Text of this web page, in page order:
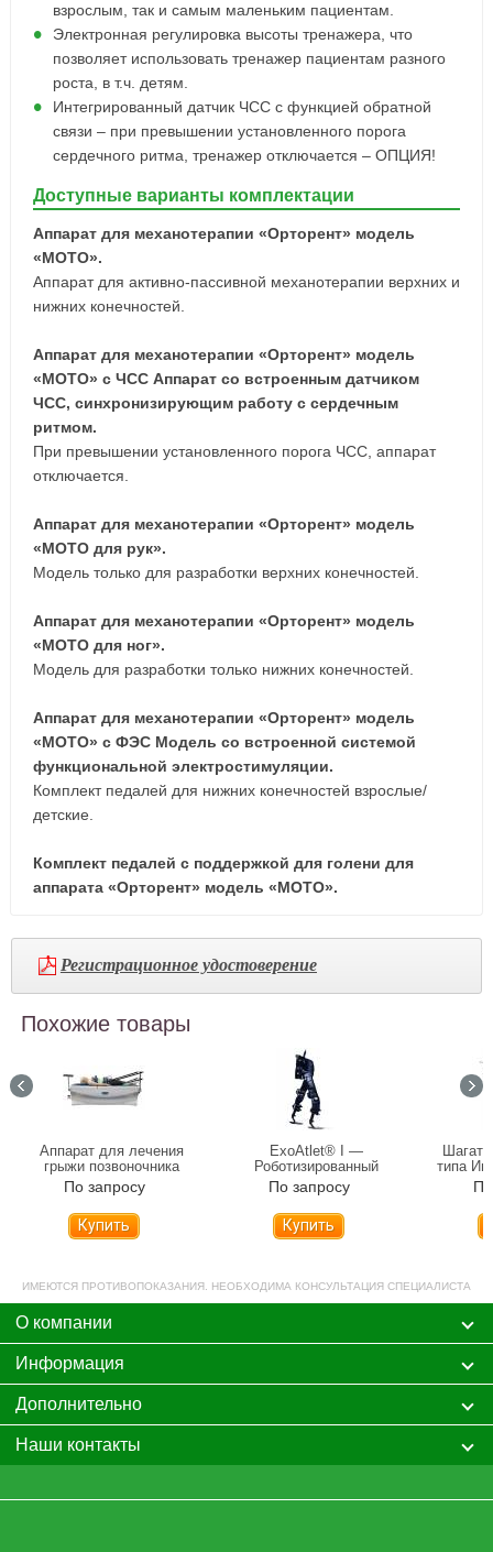
взрослым, так и самым маленьким пациентам.
Электронная регулировка высоты тренажера, что
позволяет использовать тренажер пациентам разного
роста, в т.ч. детям.
Интегрированный датчик ЧСС с функцией обратной
связи – при превышении установленного порога
сердечного ритма, тренажер отключается – ОПЦИЯ!
Доступные варианты комплектации
Аппарат для механотерапии «Орторент» модель
«МОТО».
Аппарат для активно-пассивной механотерапии верхних и
нижних конечностей.
Аппарат для механотерапии «Орторент» модель
«МОТО» с ЧСС Аппарат со встроенным датчиком
ЧСС, синхронизирующим работу с сердечным
ритмом.
При превышении установленного порога ЧСС, аппарат
отключается.
Аппарат для механотерапии «Орторент» модель
«МОТО для рук».
Модель только для разработки верхних конечностей.
Аппарат для механотерапии «Орторент» модель
«МОТО для ног».
Модель для разработки только нижних конечностей.
Аппарат для механотерапии «Орторент» модель
«МОТО» с ФЭС Модель со встроенной системой
функциональной электростимуляции.
Комплект педалей для нижних конечностей взрослые/
детские.
Комплект педалей с поддержкой для голени для
аппарата «Орторент» модель «МОТО».
Регистрационное удостоверение
Похожие товары
Аппарат для лечения
грыжи позвоночника
Ормед - Профессионал
По запросу
Купить
ExoAtlet® I —
Роботизированный
комплекс для
реабилитации нижних
конечностей (Экзоскелет)
По запросу
Купить
типа
ИМЕЮТСЯ ПРОТИВОПОКАЗАНИЯ. НЕОБХОДИМА КОНСУЛЬТАЦИЯ СПЕЦИАЛИСТА
О компании
Информация
Дополнительно
Наши контакты